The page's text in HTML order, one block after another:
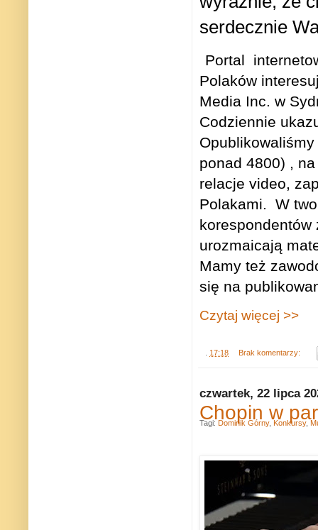
serdecznie
Portal
Polaków
Media Inc. w
Codziennie
Opublikowaliśmy
ponad 4800) ,
relacje video,
Polakami.
W
korespondentów
urozmaicają
Mamy też
się na
Czytaj więcej >>
17:18 Brak komentarzy:
czwartek, 22 lipca
Chopin w
Tagi: Dominik Górny, Konkursy,